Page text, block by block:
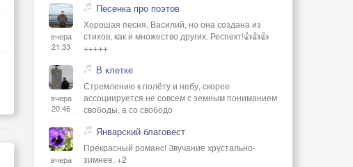
вчера
21:33
Песенка про поэтов
Хорошая песня, Василий, но она создана из
стихов, как и множество других. Респект!👍👍👍
+++++
вчера
20:46
В клетке
Стремлению к полёту и небу, скорее
ассоциируется не совсем с земным пониманием
свободы, а со свободо
вчера
Январский благовест
Прекрасный романс! Звучание хрустально-
зимнее. +2